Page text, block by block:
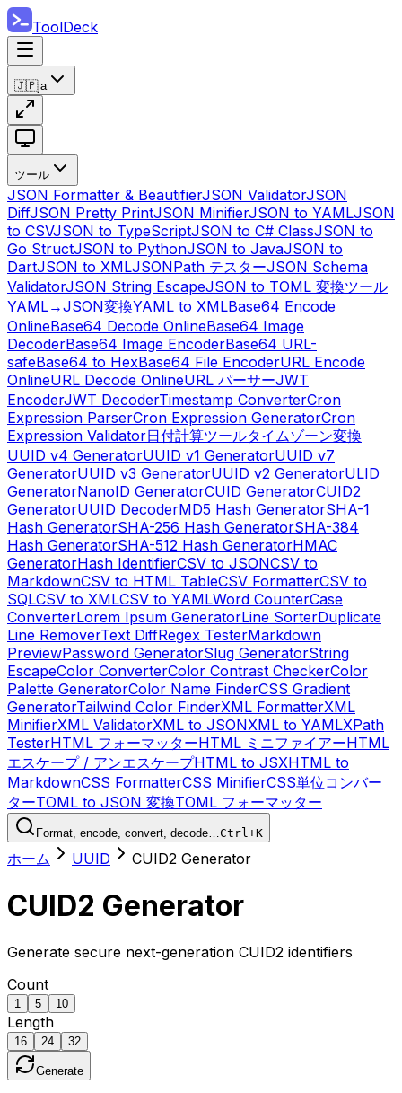
ToolDeck
🇯🇵ja
ツール
JSON Formatter & BeautifierJSON ValidatorJSON
DiffJSON Pretty PrintJSON MinifierJSON to YAMLJSON
to CSVJSON to TypeScriptJSON to C# ClassJSON to
Go StructJSON to PythonJSON to JavaJSON to
DartJSON to XMLJSONPath テスターJSON Schema
ValidatorJSON String EscapeJSON to TOML 変換ツール
YAML→JSON変換YAML to XMLBase64 Encode
OnlineBase64 Decode OnlineBase64 Image
DecoderBase64 Image EncoderBase64 URL-
safeBase64 to HexBase64 File EncoderURL Encode
OnlineURL Decode OnlineURL パーサーJWT
EncoderJWT DecoderTimestamp ConverterCron
Expression ParserCron Expression GeneratorCron
Expression Validator日付計算ツールタイムゾーン変換
UUID v4 GeneratorUUID v1 GeneratorUUID v7
GeneratorUUID v3 GeneratorUUID v2 GeneratorULID
GeneratorNanoID GeneratorCUID GeneratorCUID2
GeneratorUUID DecoderMD5 Hash GeneratorSHA-1
Hash GeneratorSHA-256 Hash GeneratorSHA-384
Hash GeneratorSHA-512 Hash GeneratorHMAC
GeneratorHash IdentifierCSV to JSONCSV to
MarkdownCSV to HTML TableCSV FormatterCSV to
SQLCSV to XMLCSV to YAMLWord CounterCase
ConverterLorem Ipsum GeneratorLine SorterDuplicate
Line RemoverText DiffRegex TesterMarkdown
PreviewPassword GeneratorSlug GeneratorString
EscapeColor ConverterColor Contrast CheckerColor
Palette GeneratorColor Name FinderCSS Gradient
GeneratorTailwind Color FinderXML FormatterXML
MinifierXML ValidatorXML to JSONXML to YAMLXPath
TesterHTML フォーマッターHTML ミニファイアーHTML
エスケープ / アンエスケープHTML to JSXHTML to
MarkdownCSS FormatterCSS MinifierCSS単位コンバー
ターTOML to JSON 変換TOML フォーマッター
Format, encode, convert, decode…Ctrl+K
ホーム UUID CUID2 Generator
CUID2 Generator
Generate secure next-generation CUID2 identifiers
Count
1 5 10
Length
16 24 32
Generate